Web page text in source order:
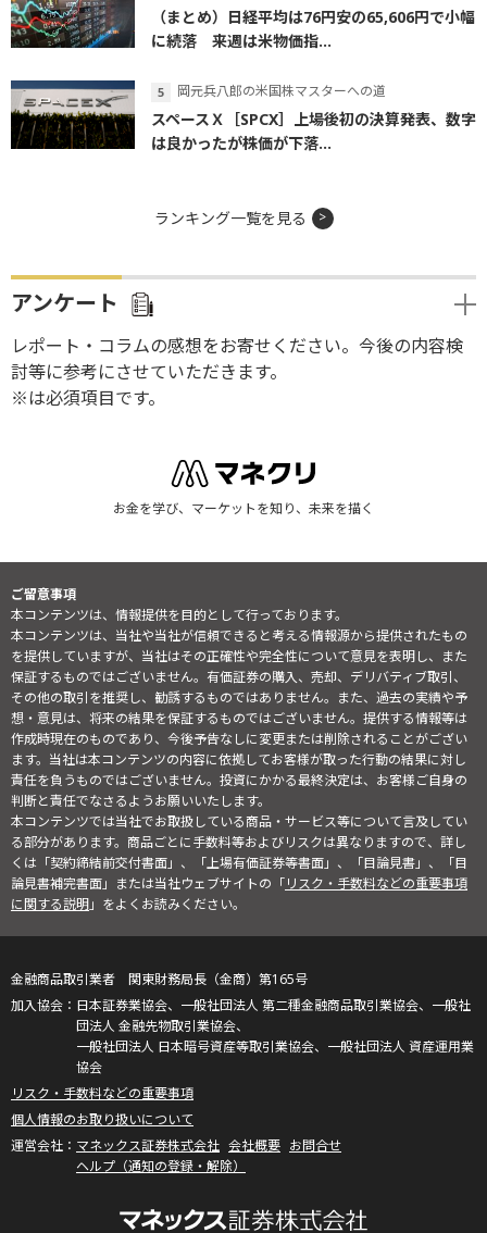
（まとめ）日経平均は76円安の65,606円で小幅
に続落 来週は米物価指...
岡元兵八郎の米国株マスターへの道
スペースＸ［SPCX］上場後初の決算発表、数字
は良かったが株価が下落...
ランキング一覧を見る
アンケート
レポート・コラムの感想をお寄せください。今後の内容検
討等に参考にさせていただきます。
※は必須項目です。
お金を学び、マーケットを知り、未来を描く
ご留意事項
本コンテンツは、情報提供を目的として行っております。
本コンテンツは、当社や当社が信頼できると考える情報源から提供されたもの
を提供していますが、当社はその正確性や完全性について意見を表明し、また
保証するものではございません。有価証券の購入、売却、デリバティブ取引、
その他の取引を推奨し、勧誘するものではありません。また、過去の実績や予
想・意見は、将来の結果を保証するものではございません。提供する情報等は
作成時現在のものであり、今後予告なしに変更または削除されることがござい
ます。当社は本コンテンツの内容に依拠してお客様が取った行動の結果に対し
責任を負うものではございません。投資にかかる最終決定は、お客様ご自身の
判断と責任でなさるようお願いいたします。
本コンテンツでは当社でお取扱している商品・サービス等について言及してい
る部分があります。商品ごとに手数料等およびリスクは異なりますので、詳し
くは「契約締結前交付書面」、「上場有価証券等書面」、「目論見書」、「目
論見書補完書面」または当社ウェブサイトの「リスク・手数料などの重要事項
に関する説明」をよくお読みください。
金融商品取引業者 関東財務局長（金商）第165号
日本証券業協会、一般社団法人 第二種金融商品取引業協会、一般社
団法人 金融先物取引業協会、
一般社団法人 日本暗号資産等取引業協会、一般社団法人 資産運用業
協会
リスク・手数料などの重要事項
個人情報のお取り扱いについて
マネックス証券株式会社 会社概要 お問合せ
ヘルプ（通知の登録・解除）